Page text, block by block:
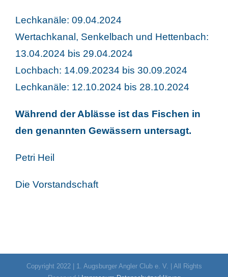
Lechkanäle: 09.04.2024
Wertachkanal, Senkelbach und Hettenbach:
13.04.2024 bis 29.04.2024
Lochbach: 14.09.20234 bis 30.09.2024
Lechkanäle: 12.10.2024 bis 28.10.2024
Während der Ablässe ist das Fischen in
den genannten Gewässern untersagt.
Petri Heil
Die Vorstandschaft
Copyright 2022 | 1. Augsburger Angler Club e. V. | All Rights